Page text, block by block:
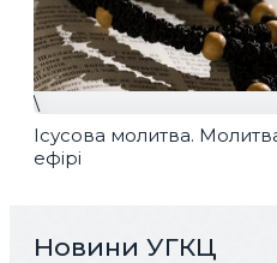
\
Ісусова молитва.
ефірі
Новини УГКЦ